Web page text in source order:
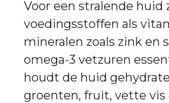
Voor een stralende huid
voedingsstoffen als
mineralen zoals zink en
omega-3 vetzuren
houdt de huid
groenten, fruit, vette vis